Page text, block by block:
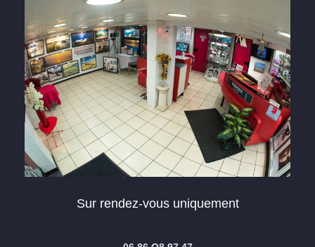
Sur rendez-vous uniquement